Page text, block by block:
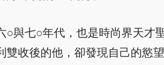
與七○年代，也是時尚界天才
收後的他，卻發現自己的慾